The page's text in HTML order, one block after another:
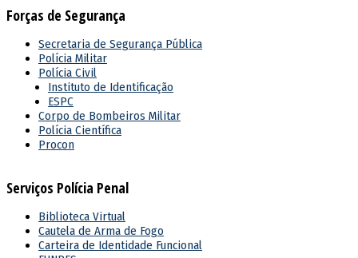
Forças de Segurança
Secretaria de Segurança Pública
Polícia Militar
Polícia Civil
Instituto de Identificação
ESPC
Corpo de Bombeiros Militar
Polícia Científica
Procon
Serviços Polícia Penal
Biblioteca Virtual
Cautela de Arma de Fogo
Carteira de Identidade Funcional